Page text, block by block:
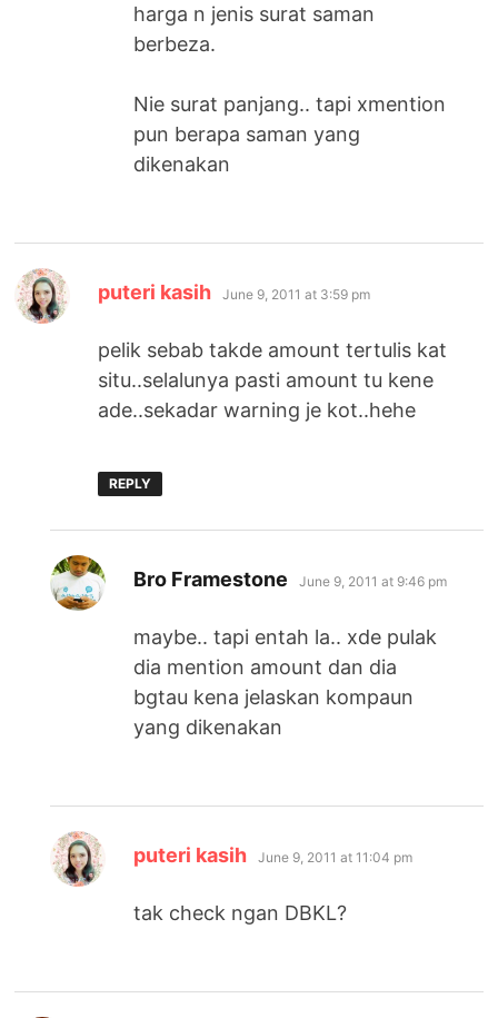
harga n jenis surat saman
berbeza.
Nie surat panjang.. tapi xmention
pun berapa saman yang
dikenakan
puteri kasih says:
June 9, 2011 at 3:59 pm
pelik sebab takde amount tertulis kat
situ..selalunya pasti amount tu kene
ade..sekadar warning je kot..hehe
REPLY
Bro Framestone says:
June 9, 2011 at 9:46 pm
maybe.. tapi entah la.. xde pulak
dia mention amount dan dia
bgtau kena jelaskan kompaun
yang dikenakan
puteri kasih says:
June 9, 2011 at 11:04 pm
tak check ngan DBKL?